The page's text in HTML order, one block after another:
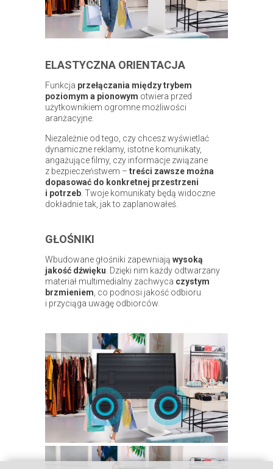
ELASTYCZNA ORIENTACJA
Funkcja przełączania między trybem
poziomym a pionowym otwiera przed
użytkownikiem ogromne możliwości
aranżacyjne.
Niezależnie od tego, czy chcesz wyświetlać
dynamiczne reklamy, istotne komunikaty,
angażujące filmy, czy informacje związane
z bezpieczeństwem – treści zawsze można
dopasować do konkretnej przestrzeni
i potrzeb . Twoje komunikaty będą widoczne
dokładnie tak, jak to zaplanowałeś.
GŁOŚNIKI
Wbudowane głośniki zapewniają wysoką
jakość dźwięku . Dzięki nim każdy odtwarzany
materiał multimedialny zachwyca czystym
brzmieniem , co podnosi jakość odbioru
i przyciąga uwagę odbiorców.